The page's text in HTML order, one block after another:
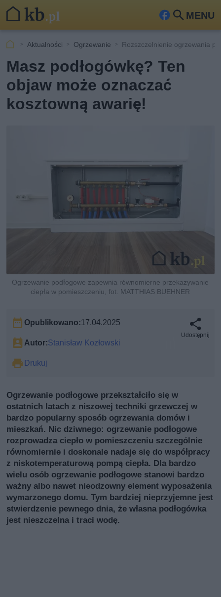
MENU
Fa
ook
Szu
Aktualności Ogrzewanie Rozszczelnienie ogrzewania
Masz podłogówkę? Ten
objaw może oznaczać
kosztowną awarię!
Ogrzewanie podłogowe zapewnia równomierne przekazywanie
ciepła w pomieszczeniu, fot. MATTHIAS BUEHNER
Opublikowano:17.04.2025
Autor:Stanisław Kozłowski
Drukuj
Udostępnij
Ogrzewanie podłogowe przekształciło się w
ostatnich latach z niszowej techniki grzewczej w
bardzo popularny sposób ogrzewania domów i
mieszkań. Nic dziwnego: ogrzewanie podłogowe
rozprowadza ciepło w pomieszczeniu szczególnie
równomiernie i doskonale nadaje się do współpracy
z niskotemperaturową pompą ciepła. Dla bardzo
wielu osób ogrzewanie podłogowe stanowi bardzo
ważny albo nawet nieodzowny element wyposażenia
wymarzonego domu. Tym bardziej nieprzyjemne jest
stwierdzenie pewnego dnia, że własna podłogówka
jest nieszczelna i traci wodę.